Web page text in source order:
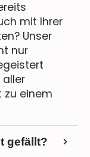
mit Ihrer
Unser
nur
aller
zu einem
gefällt?